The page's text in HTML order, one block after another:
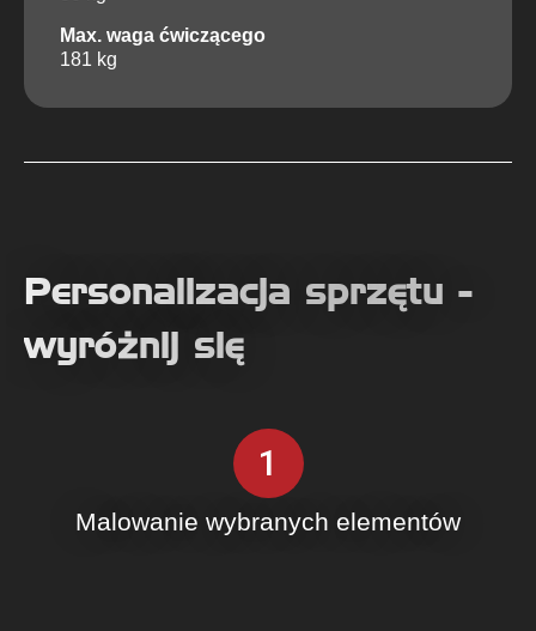
Max. waga ćwiczącego
181 kg
Personalizacja sprzętu -
wyróżnij się
1
Malowanie wybranych elementów